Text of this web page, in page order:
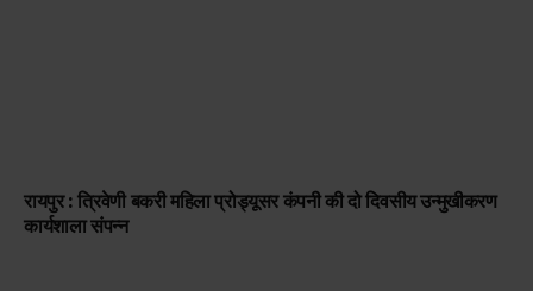
रायपुर : त्रिवेणी बकरी महिला प्रोड्यूसर कंपनी की दो दिवसीय उन्मुखीकरण
कार्यशाला संपन्न